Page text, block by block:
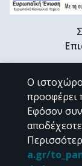
Εκτός αν
Ο
προσφέρει
Εφόσον
a.gr/